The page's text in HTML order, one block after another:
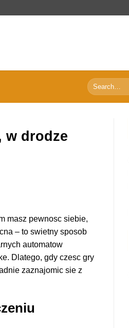
Search
for:
w drodze
masz pewnosc siebie,
– to swietny sposob
automatow
Dlatego, gdy czesc gry
zaznajomic sie z